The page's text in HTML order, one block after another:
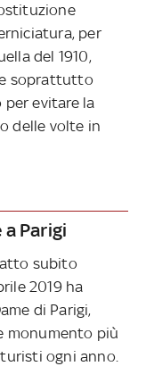
per
del 1910,
soprattutto
evitare la
delle volte in
Parigi
subito
2019 ha
di Parigi,
monumento più
turisti ognianno.